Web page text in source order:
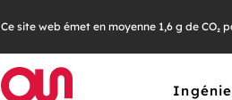
Ce site web émet en moyenne 1,6 g de CO₂